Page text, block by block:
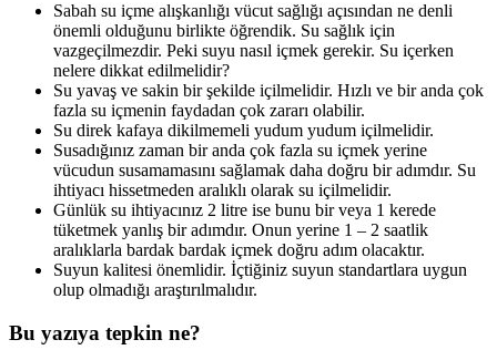
Sabah su içme alışkanlığı vücut sağlığı açısından ne denli
önemli olduğunu birlikte öğrendik. Su sağlık için
vazgeçilmezdir. Peki suyu nasıl içmek gerekir. Su içerken
nelere dikkat edilmelidir?
Su yavaş ve sakin bir şekilde içilmelidir. Hızlı ve bir anda çok
fazla su içmenin faydadan çok zararı olabilir.
Su direk kafaya dikilmemeli yudum yudum içilmelidir.
Susadığınız zaman bir anda çok fazla su içmek yerine
vücudun susamamasını sağlamak daha doğru bir adımdır. Su
ihtiyacı hissetmeden aralıklı olarak su içilmelidir.
Günlük su ihtiyacınız 2 litre ise bunu bir veya 1 kerede
tüketmek yanlış bir adımdır. Onun yerine 1 – 2 saatlik
aralıklarla bardak bardak içmek doğru adım olacaktır.
Suyun kalitesi önemlidir. İçtiğiniz suyun standartlara uygun
olup olmadığı araştırılmalıdır.
Bu yazıya tepkin ne?